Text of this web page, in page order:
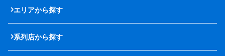
エリアから探す
系列店から探す